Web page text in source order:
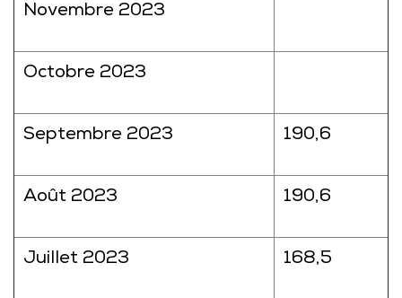
Novembre 2023
Octobre 2023
Septembre 2023 190,6
Août 2023 190,6
Juillet 2023 168,5